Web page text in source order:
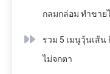
กลมกล่อม ทำขาย
รวม 5 เมนูวุ้นเส้น
ไม่จกตา